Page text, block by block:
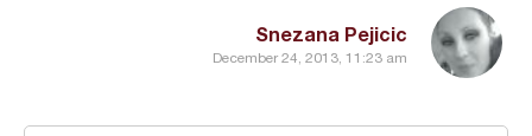
Snezana Pejicic
December 24, 2013, 11:23 am